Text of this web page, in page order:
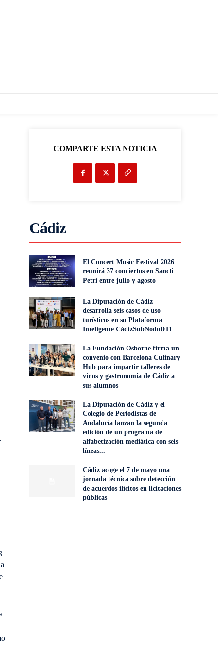
COMPARTE ESTA NOTICIA
Cádiz
El Concert Music Festival 2026
reunirá 37 conciertos en Sancti
Petri entre julio y agosto
La Diputación de Cádiz
desarrolla seis casos de uso
turísticos en su Plataforma
Inteligente CádizSubNodoDTI
La Fundación Osborne firma un
convenio con Barcelona Culinary
Hub para impartir talleres de
vinos y gastronomía de Cádiz a
sus alumnos
La Diputación de Cádiz y el
Colegio de Periodistas de
Andalucía lanzan la segunda
edición de un programa de
alfabetización mediática con seis
líneas...
Cádiz acoge el 7 de mayo una
jornada técnica sobre detección
de acuerdos ilícitos en licitaciones
públicas